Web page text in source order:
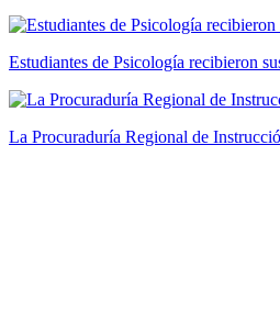
Estudiantes de Psicología recibieron
La Procuraduría Regional de